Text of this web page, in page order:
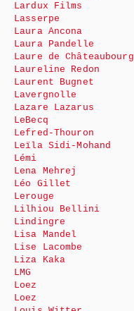
Lardux Films
Lasserpe
Laura Ancona
Laura Pandelle
Laure de Châteaubourg
Laureline Redon
Laurent Bugnet
Lavergnolle
Lazare Lazarus
LeBecq
Lefred-Thouron
Leïla Sidi-Mohand
Lémi
Lena Mehrej
Léo Gillet
Lerouge
Lilhiou Bellini
Lindingre
Lisa Mandel
Lise Lacombe
Liza Kaka
LMG
Loez
Loez